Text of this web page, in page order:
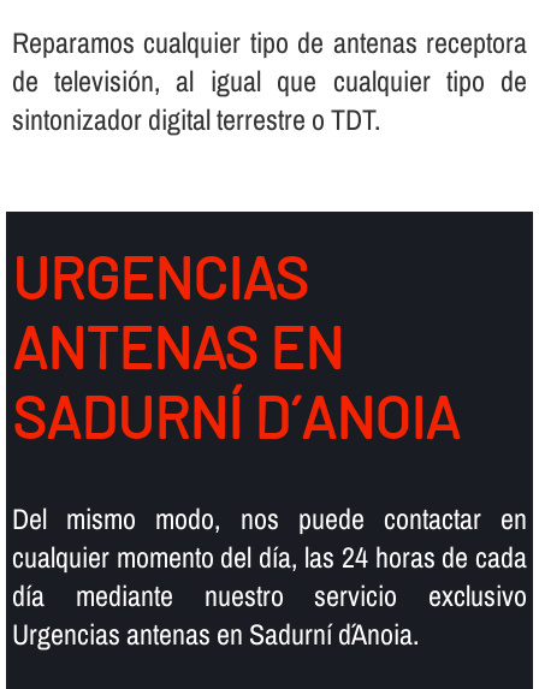
Reparamos cualquier tipo de antenas receptora
de televisión, al igual que cualquier tipo de
sintonizador digital terrestre o TDT.
URGENCIAS
ANTENAS EN
SADURNÍ D´ANOIA
Del mismo modo, nos puede contactar en
cualquier momento del dí­a, las 24 horas de cada
dí­a mediante nuestro servicio exclusivo
Urgencias antenas en Sadurní d´Anoia.